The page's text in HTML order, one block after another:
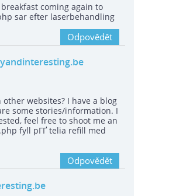
coming again to
sar efter laserbehandling
Odpovědět
websites? I have a blog
some stories/information. I
feel free to shoot me an
fyll pГҐ telia refill med
Odpovědět